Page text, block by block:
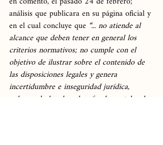
análisis que publicara en su página oficial y
en el cual concluye que “... no atiende al
alcance que deben tener en general los
criterios normativos; no cumple con el
objetivo de ilustrar sobre el contenido de
las disposiciones legales y genera
incertidumbre e inseguridad jurídica,
vulnerando los derechos fundamentales de